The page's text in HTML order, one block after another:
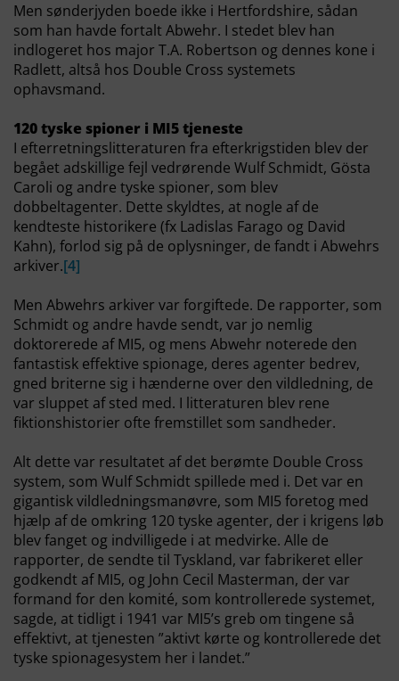
Men sønderjyden boede ikke i Hertfordshire, sådan
som han havde fortalt Abwehr. I stedet blev han
indlogeret hos major T.A. Robertson og dennes kone i
Radlett, altså hos Double Cross systemets
ophavsmand.
120 tyske spioner i MI5 tjeneste
I efterretningslitteraturen fra efterkrigstiden blev der
begået adskillige fejl vedrørende Wulf Schmidt, Gösta
Caroli og andre tyske spioner, som blev
dobbeltagenter. Dette skyldtes, at nogle af de
kendteste historikere (fx Ladislas Farago og David
Kahn), forlod sig på de oplysninger, de fandt i Abwehrs
arkiver.[4]
Men Abwehrs arkiver var forgiftede. De rapporter, som
Schmidt og andre havde sendt, var jo nemlig
doktorerede af MI5, og mens Abwehr noterede den
fantastisk effektive spionage, deres agenter bedrev,
gned briterne sig i hænderne over den vildledning, de
var sluppet af sted med. I litteraturen blev rene
fiktionshistorier ofte fremstillet som sandheder.
Alt dette var resultatet af det berømte Double Cross
system, som Wulf Schmidt spillede med i. Det var en
gigantisk vildledningsmanøvre, som MI5 foretog med
hjælp af de omkring 120 tyske agenter, der i krigens løb
blev fanget og indvilligede i at medvirke. Alle de
rapporter, de sendte til Tyskland, var fabrikeret eller
godkendt af MI5, og John Cecil Masterman, der var
formand for den komité, som kontrollerede systemet,
sagde, at tidligt i 1941 var MI5’s greb om tingene så
effektivt, at tjenesten ”aktivt kørte og kontrollerede det
tyske spionagesystem her i landet.”